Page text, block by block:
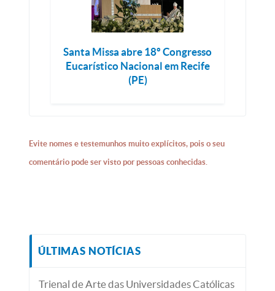
Santa Missa abre 18º Congresso
Eucarístico Nacional em Recife
(PE)
Evite nomes e testemunhos muito explícitos, pois o seu
comentário pode ser visto por pessoas conhecidas.
ÚLTIMAS NOTÍCIAS
Trienal de Arte das Universidades Católicas